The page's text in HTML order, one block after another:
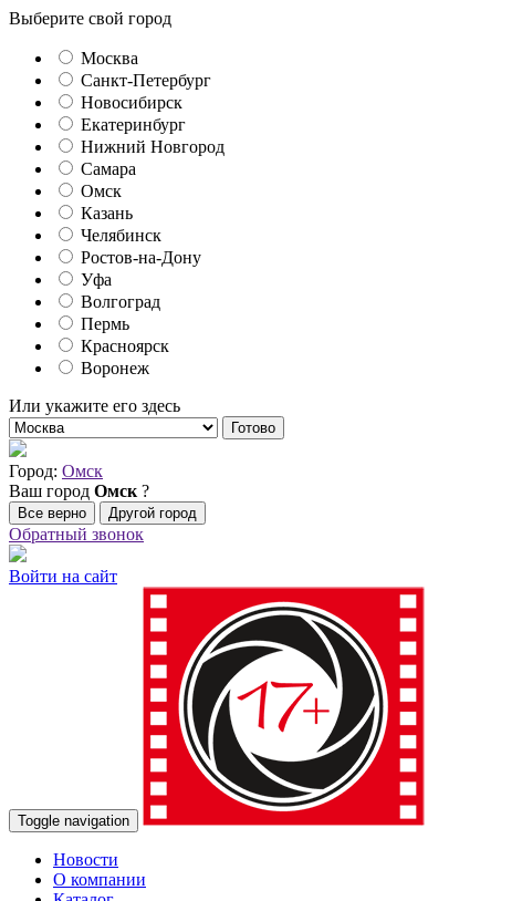
Выберите свой город
Москва
Санкт-Петербург
Новосибирск
Екатеринбург
Нижний Новгород
Самара
Омск
Казань
Челябинск
Ростов-на-Дону
Уфа
Волгоград
Пермь
Красноярск
Воронеж
Или укажите его здесь
Готово
Город: Омск
Ваш город Омск ?
Все верно Другой город
Обратный звонок
Войти на сайт
Toggle navigation
Новости
О компании